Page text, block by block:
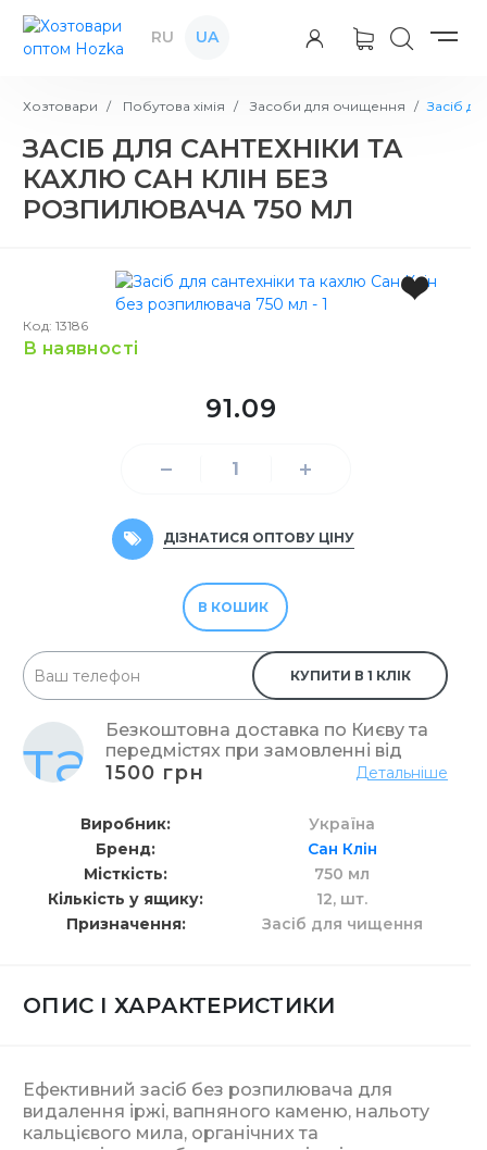
RU UA
Хозтовари Побутова хімія Засоби для очищення Засіб
ЗАСІБ ДЛЯ САНТЕХНІКИ ТА
КАХЛЮ САН КЛІН БЕЗ
РОЗПИЛЮВАЧА 750 МЛ
Код: 13186
в наявності
91.09
ДІЗНАТИСЯ ОПТОВУ ЦІНУ
В КОШИК
КУПИТИ В 1 КЛІК
Безкоштовна доставка по Києву та
передмістях при замовленні від
1500 грн Детальніше
Виробник
Україна
Бренд
Сан Клін
Місткість
750 мл
Кількість у ящику
12, шт.
Призначення
Засіб для чищення
ОПИС І ХАРАКТЕРИСТИКИ
Ефективний засіб без розпилювача для
видалення іржі, вапняного каменю, нальоту
кальцієвого мила, органічних та